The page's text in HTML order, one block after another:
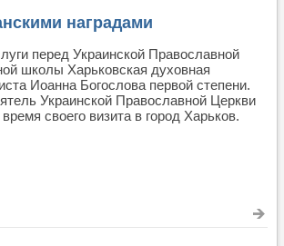
наградами
перед Украинской Православной
школы Харьковская духовная
Иоанна Богослова первой степени.
Украинской Православной Церкви
своего визита в город Харьков.